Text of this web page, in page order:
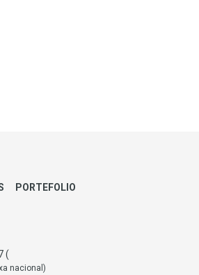
PORTEFOLIO
(
nacional)